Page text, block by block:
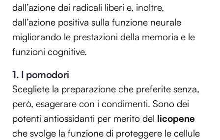
dall’azione dei radicali liberi e, inoltre,
dall’azione positiva sulla funzione neurale
migliorando le prestazioni della memoria e le
funzioni cognitive.
1. I pomodori
Scegliete la preparazione che preferite senza,
però, esagerare con i condimenti. Sono dei
potenti antiossidanti per merito del licopene
che svolge la funzione di proteggere le cellule